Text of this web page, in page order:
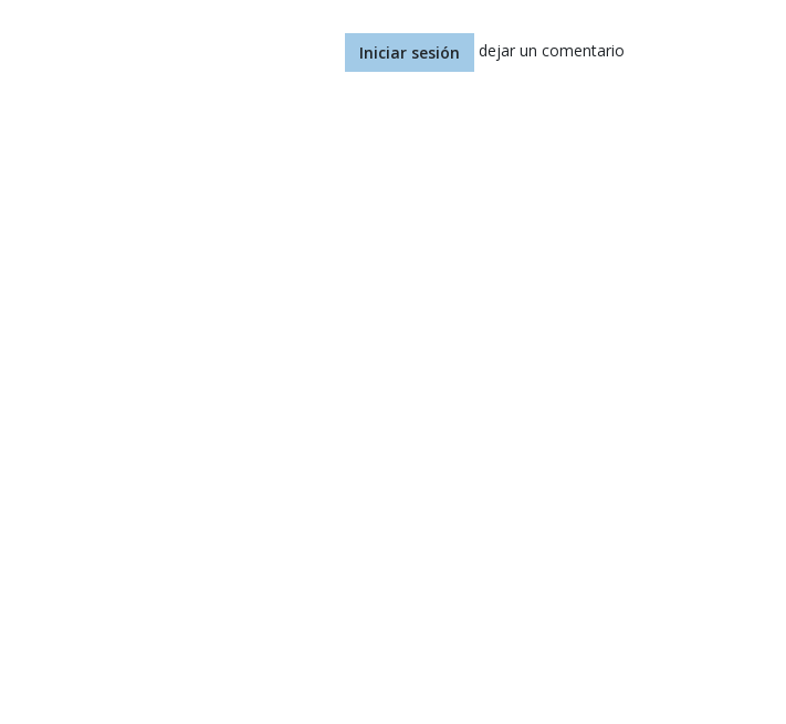
Iniciar sesión dejar un comentario